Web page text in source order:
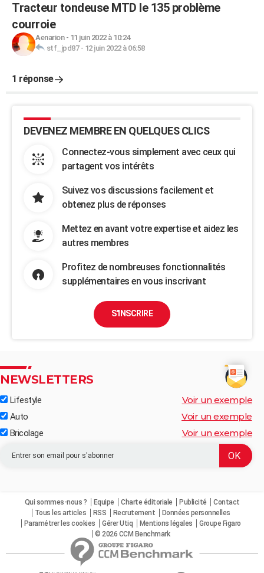
Tracteur tondeuse MTD le 135 problème
courroie
Aenarion- 11 juin 2022 à 10:24
stf_jpd87- 12 juin 2022 à 06:58
1 réponse
DEVENEZ MEMBRE EN QUELQUES CLICS
Connectez-vous simplement avec ceux qui
partagent vos intérêts
Suivez vos discussions facilement et
obtenez plus de réponses
Mettez en avant votre expertise et aidez les
autres membres
Profitez de nombreuses fonctionnalités
supplémentaires en vous inscrivant
S'INSCRIRE
NEWSLETTERS
Lifestyle Voir un exemple
Auto Voir un exemple
Bricolage Voir un exemple
Qui sommes-nous ? Equipe Charte éditoriale Publicité
Contact
Tous les articles
RSS Recrutement
Données personnelles
Paramétrer les cookies
Gérer Utiq Mentions légales
Groupe Figaro
© 2026 CCM Benchmark